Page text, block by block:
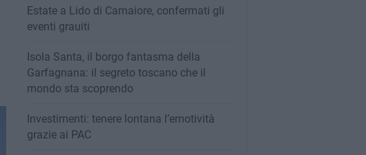
Estate a Lido di Camaiore, confermati gli
eventi grauiti
Isola Santa, il borgo fantasma della
Garfagnana: il segreto toscano che il
mondo sta scoprendo
Investimenti: tenere lontana l’emotività
grazie ai PAC